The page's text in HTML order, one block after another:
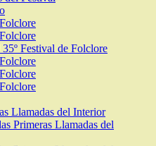
Festival de Folclore
Llamadas del Interior
Primeras Llamadas del